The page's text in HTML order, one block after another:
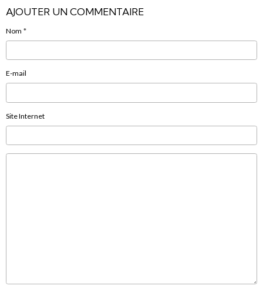
AJOUTER UN COMMENTAIRE
Nom
E-mail
Site Internet